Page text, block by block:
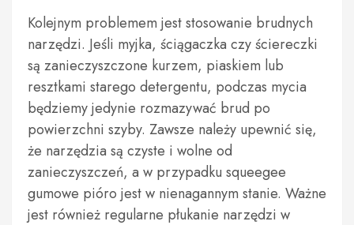
Kolejnym problemem jest stosowanie brudnych
narzędzi. Jeśli myjka, ściągaczka czy ściereczki
są zanieczyszczone kurzem, piaskiem lub
resztkami starego detergentu, podczas mycia
będziemy jedynie rozmazywać brud po
powierzchni szyby. Zawsze należy upewnić się,
że narzędzia są czyste i wolne od
zanieczyszczeń, a w przypadku squeegee
gumowe pióro jest w nienagannym stanie. Ważne
jest również regularne płukanie narzędzi w